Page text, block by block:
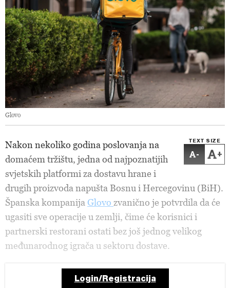
Glovo
TEXT SIZE
- +
Nakon nekoliko godina poslovanja na
domaćem tržištu, jedna od najpoznatijih
svjetskih platformi za dostavu hrane i
drugih proizvoda napušta Bosnu i Hercegovinu (BiH).
Španska kompanija Glovo zvanično je potvrdila da će
ugasiti sve operacije u zemlji, čime će korisnici i
partnerski restorani ostati bez još jednog velikog
međunarodnog igrača u sektoru dostave.
Login/Registracija